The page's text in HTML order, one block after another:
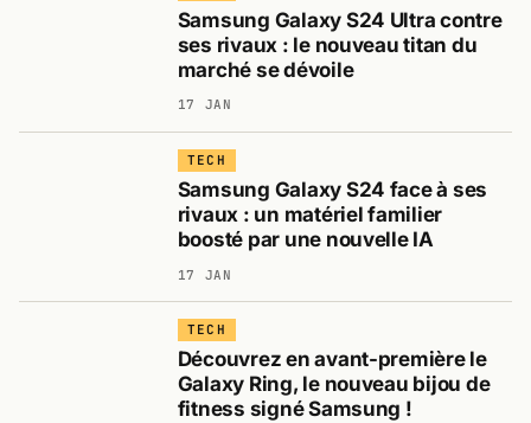
Samsung Galaxy S24 Ultra contre
ses rivaux : le nouveau titan du
marché se dévoile
17 JAN
TECH
Samsung Galaxy S24 face à ses
rivaux : un matériel familier
boosté par une nouvelle IA
17 JAN
TECH
Découvrez en avant-première le
Galaxy Ring, le nouveau bijou de
fitness signé Samsung !